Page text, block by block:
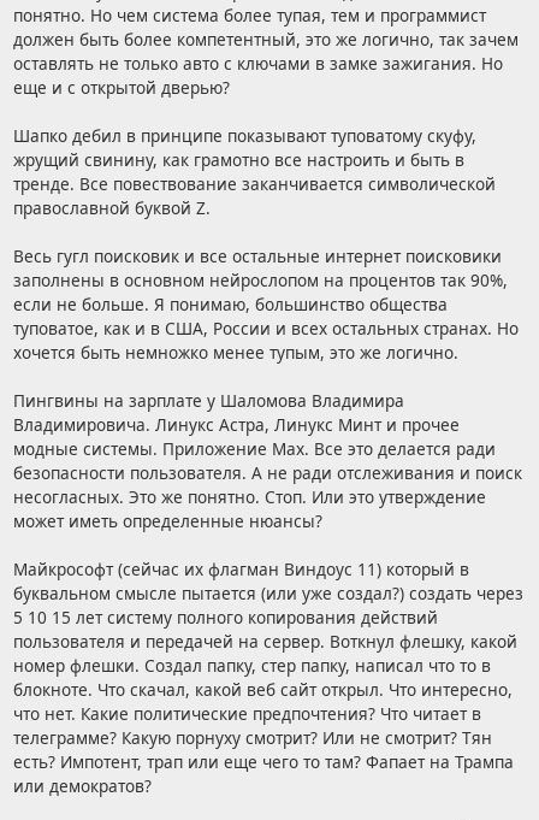
понятно. Но чем система более тупая, тем и программист
должен быть более компетентный, это же логично, так зачем
оставлять не только авто с ключами в замке зажигания. Но
еще и с открытой дверью?
Шапко дебил в принципе показывают туповатому скуфу,
жрущий свинину, как грамотно все настроить и быть в
тренде. Все повествование заканчивается символической
православной буквой Z.
Весь гугл поисковик и все остальные интернет поисковики
заполнены в основном нейрослопом на процентов так 90%,
если не больше. Я понимаю, большинство общества
туповатое, как и в США, России и всех остальных странах. Но
хочется быть немножко менее тупым, это же логично.
Пингвины на зарплате у Шаломова Владимира
Владимировича. Линукс Астра, Линукс Минт и прочее
модные системы. Приложение Max. Все это делается ради
безопасности пользователя. А не ради отслеживания и поиск
несогласных. Это же понятно. Стоп. Или это утверждение
может иметь определенные нюансы?
Майкрософт (сейчас их флагман Виндоус 11) который в
буквальном смысле пытается (или уже создал?) создать через
5 10 15 лет систему полного копирования действий
пользователя и передачей на сервер. Воткнул флешку, какой
номер флешки. Создал папку, стер папку, написал что то в
блокноте. Что скачал, какой веб сайт открыл. Что интересно,
что нет. Какие политические предпочтения? Что читает в
телеграмме? Какую порнуху смотрит? Или не смотрит? Тян
есть? Импотент, трап или еще чего то там? Фапает на Трампа
или демократов?